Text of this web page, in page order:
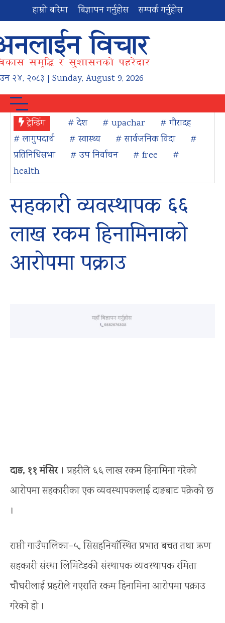
हाम्रो बारेमा बिज्ञापन गर्नुहोस सम्पर्क गर्नुहोस
२४, २०८३ | Sunday, August 9, 2026
ट्रेन्डिंग # देश # upachar
# गौरादह
# लागुपदार्थ
# स्वास्थ्य # सार्वजनिक विदा
#
प्रतिनिधिसभा
# उप निर्वाचन # free
#
health
सहकारी व्यवस्थापक ६६
लाख रकम हिनामिनाको
आरोपमा पक्राउ
दाङ, ११ मंसिर । प्रहरीले ६६ लाख रकम हिनामिना गरेको
आरोपमा सहकारीका एक व्यवस्थापकलाई दाङबाट पक्रेको छ
।
राप्ती गाउँपालिका–५, सिसहनियाँस्थित प्रभात बचत तथा ऋण
सहकारी संस्था लिमिटेडकी संस्थापक व्यवस्थापक रमिता
चौधरीलाई प्रहरीले गएराति रकम हिनामिना आरोपमा पक्राउ
गरेको हो ।